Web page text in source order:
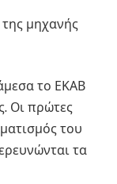
μηχανής
το ΕΚΑΒ
Οι πρώτες
του
τα